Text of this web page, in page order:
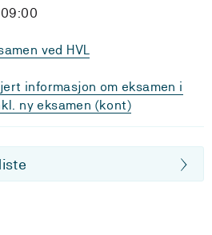
ved HVL
informasjon om eksamen i
ny eksamen (kont)